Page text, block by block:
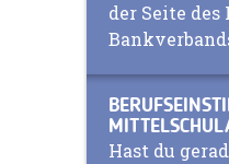
der Seite
Hast du